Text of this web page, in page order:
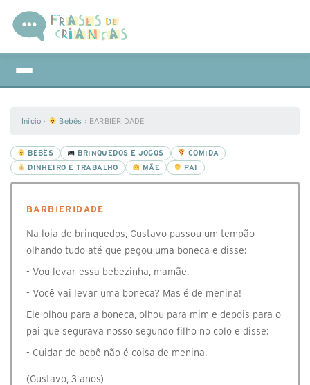
Início › Bebês › BARBIERIDADE
BEBÊS BRINQUEDOS E JOGOS
COMIDA
DINHEIRO E TRABALHO
MÃE PAI
BARBIERIDADE
Na loja de brinquedos, Gustavo passou um tempão
olhando tudo até que pegou uma boneca e disse:
- Vou levar essa bebezinha, mamãe.
- Você vai levar uma boneca? Mas é de menina!
Ele olhou para a boneca, olhou para mim e depois para o
pai que segurava nosso segundo filho no colo e disse:
- Cuidar de bebê não é coisa de menina.
(Gustavo, 3 anos)